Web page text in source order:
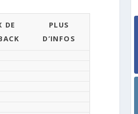
DE
PLUS
D’INFOS